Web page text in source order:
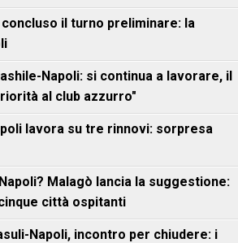
concluso il turno preliminare: la
Napoli: si continua a lavorare, il
al club azzurro"
lavora su tre rinnovi: sorpresa
Malagò lancia la suggestione:
città ospitanti
Napoli, incontro per chiudere: i